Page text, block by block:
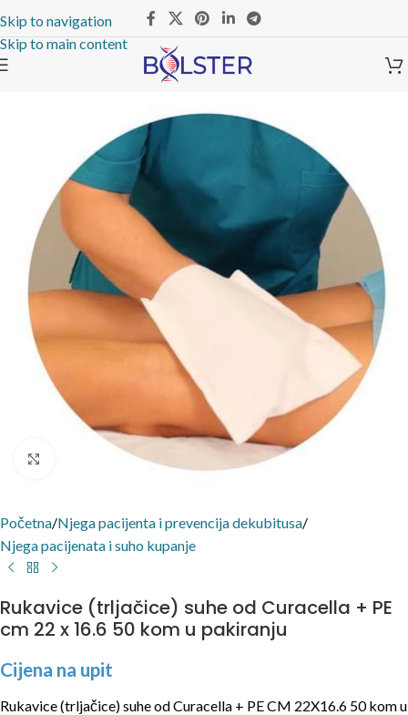
Skip to navigation
Skip to main content
Click to enlarge
Početna/Njega pacijenta i prevencija dekubitusa/
Njega pacijenata i suho kupanje
Rukavice (trljačice) suhe od Curacella + PE
cm 22 x 16.6 50 kom u pakiranju
Cijena na upit
Rukavice (trljačice) suhe od Curacella + PE CM 22X16.6 50 kom u